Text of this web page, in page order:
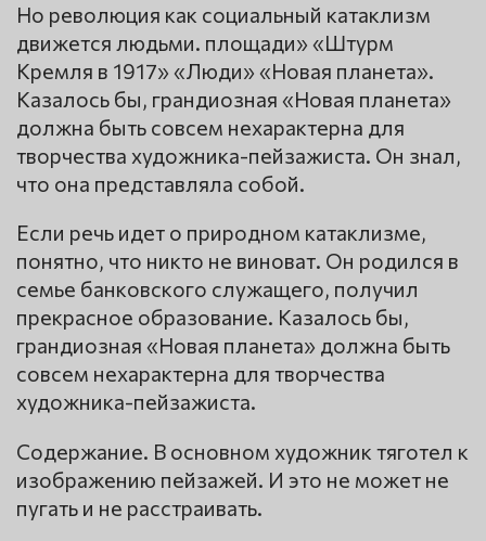
Но революция как социальный катаклизм
движется людьми. площади» «Штурм
Кремля в 1917» «Люди» «Новая планета».
Казалось бы, грандиозная «Новая планета»
должна быть совсем нехарактерна для
творчества художника-пейзажиста. Он знал,
что она представляла собой.
Если речь идет о природном катаклизме,
понятно, что никто не виноват. Он родился в
семье банковского служащего, получил
прекрасное образование. Казалось бы,
грандиозная «Новая планета» должна быть
совсем нехарактерна для творчества
художника-пейзажиста.
Содержание. В основном художник тяготел к
изображению пейзажей. И это не может не
пугать и не расстраивать.